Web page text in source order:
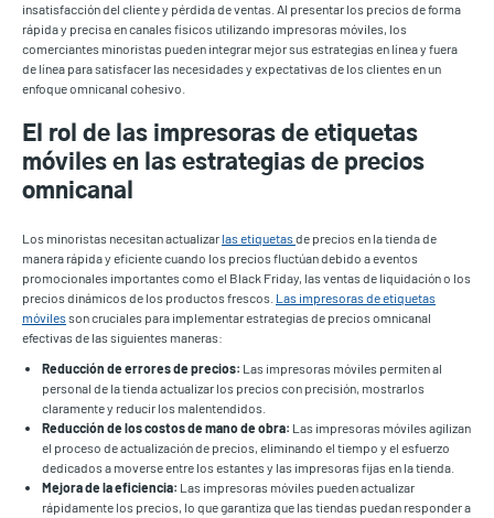
insatisfacción del cliente y pérdida de ventas. Al presentar los precios de forma
rápida y precisa en canales físicos utilizando impresoras móviles, los
comerciantes minoristas pueden integrar mejor sus estrategias en línea y fuera
de línea para satisfacer las necesidades y expectativas de los clientes en un
enfoque omnicanal cohesivo.
El rol de las impresoras de etiquetas
móviles en las estrategias de precios
omnicanal
Los minoristas necesitan actualizar las etiquetasde precios en la tienda de
manera rápida y eficiente cuando los precios fluctúan debido a eventos
promocionales importantes como el Black Friday, las ventas de liquidación o los
precios dinámicos de los productos frescos. Las impresoras de etiquetas
móvilesson cruciales para implementar estrategias de precios omnicanal
efectivas de las siguientes maneras:
Reducción de errores de precios: Las impresoras móviles permiten al
personal de la tienda actualizar los precios con precisión, mostrarlos
claramente y reducir los malentendidos.
Reducción de los costos de mano de obra: Las impresoras móviles agilizan
el proceso de actualización de precios, eliminando el tiempo y el esfuerzo
dedicados a moverse entre los estantes y las impresoras fijas en la tienda.
Mejora de la eficiencia: Las impresoras móviles pueden actualizar
rápidamente los precios, lo que garantiza que las tiendas puedan responder a